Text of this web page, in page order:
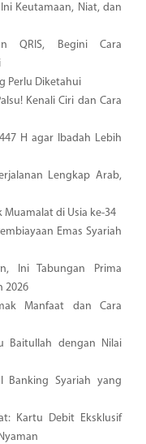
Keutamaan, Niat, dan
QRIS, Begini Cara
Perlu Diketahui
Kenali Ciri dan Cara
H agar Ibadah Lebih
Lengkap Arab,
Muamalat di Usia ke-34
Emas Syariah
Ini Tabungan Prima
2026
Manfaat dan Cara
Baitullah dengan Nilai
Banking Syariah yang
Kartu Debit Eksklusif